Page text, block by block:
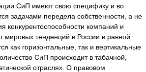
СиП имеют свою специфику и во
задачами передела собственности, а не
конкурентоспособности компаний и
мировых тенденций в России в равной
как горизонтальные, так и вертикальные
СиП происходит в табачной,
отраслях. О правовом